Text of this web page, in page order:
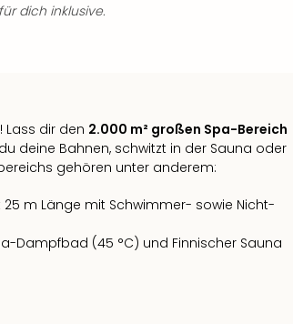
dich inklusive.
Lass dir den 2.000 m² großen Spa-Bereich
deine Bahnen, schwitzt in der Sauna oder
gehören unter anderem:
25 m Länge mit Schwimmer- sowie Nicht-
Dampfbad (45 °C) und Finnischer Sauna